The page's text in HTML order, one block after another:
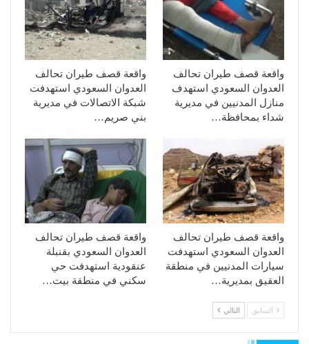
واقعة قصف طيران تحالف
العدوان السعودي استهدف
منازل المدنيين في مديرية
شداء بمحافظة…
واقعة قصف طيران تحالف
العدوان السعودي استهدفت
شبكة الاتصالات في مديرية
بني صريم…
واقعة قصف طيران تحالف
العدوان السعودي استهدفت
سيارات المدنيين في منطقة
العقيق بمديرية…
واقعة قصف طيران تحالف
العدوان السعودي بقنبلة
عنقودية استهدفت حي
سكني في منطقة بيت…
السابق التالي